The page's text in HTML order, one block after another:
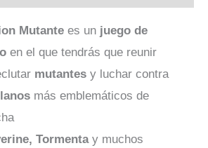
Mutante es un juego de
en el que tendrás que reunir
mutantes y luchar contra
más emblemáticos de
Tormenta y muchos